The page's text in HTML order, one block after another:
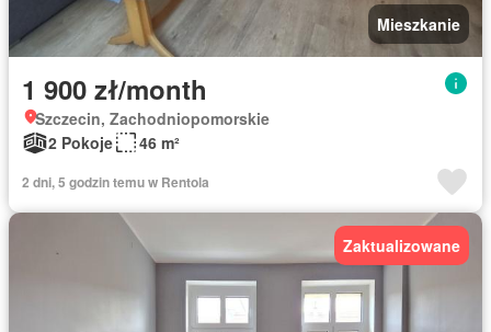
Mieszkanie
1 900 zł/month
Szczecin, Zachodniopomorskie
2 Pokoje
46 m²
2 dni, 5 godzin temu w Rentola
Zaktualizowane